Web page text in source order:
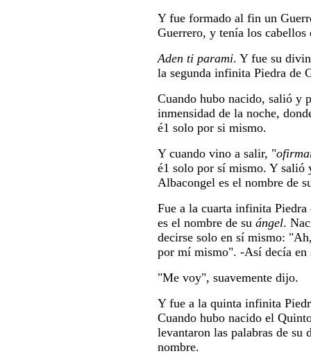
Y fue formado al fin un
Guerrero, y tenía los cabellos
Aden ti parami. Y fue su
la segunda infinita Piedra de
Cuando hubo nacido, salió y
inmensidad de la noche,
é1 solo por si mismo.
Y cuando vino a salir, "
é1 solo por sí mismo. Y salió
Albacongel es el nombre de
Fue a la cuarta infinita Piedra
es el nombre de su ángel.
decirse solo en sí mismo:
por mí mismo". -Así decía en
"Me voy", suavemente dijo.
Y fue a la quinta infinita
Cuando hubo nacido el
levantaron las palabras de
nombre.